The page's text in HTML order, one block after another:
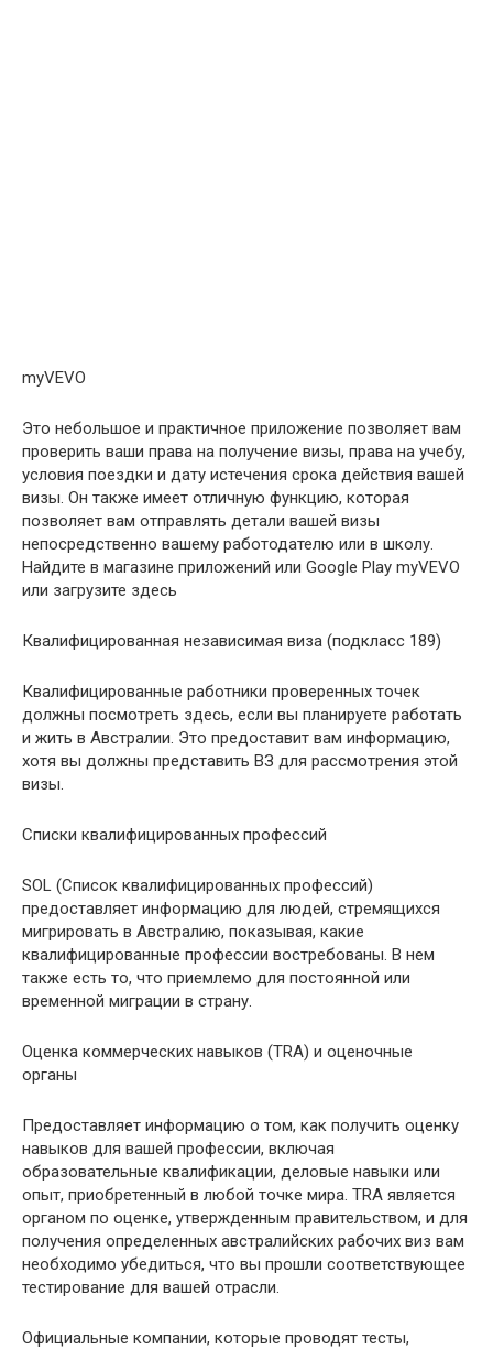
myVEVO
Это небольшое и практичное приложение позволяет вам
проверить ваши права на получение визы, права на учебу,
условия поездки и дату истечения срока действия вашей
визы. Он также имеет отличную функцию, которая
позволяет вам отправлять детали вашей визы
непосредственно вашему работодателю или в школу.
Найдите в магазине приложений или Google Play myVEVO
или загрузите здесь
Квалифицированная независимая виза (подкласс 189)
Квалифицированные работники проверенных точек
должны посмотреть здесь, если вы планируете работать
и жить в Австралии. Это предоставит вам информацию,
хотя вы должны представить ВЗ для рассмотрения этой
визы.
Списки квалифицированных профессий
SOL (Список квалифицированных профессий)
предоставляет информацию для людей, стремящихся
мигрировать в Австралию, показывая, какие
квалифицированные профессии востребованы. В нем
также есть то, что приемлемо для постоянной или
временной миграции в страну.
Оценка коммерческих навыков (TRA) и оценочные
органы
Предоставляет информацию о том, как получить оценку
навыков для вашей профессии, включая
образовательные квалификации, деловые навыки или
опыт, приобретенный в любой точке мира. TRA является
органом по оценке, утвержденным правительством, и для
получения определенных австралийских рабочих виз вам
необходимо убедиться, что вы прошли соответствующее
тестирование для вашей отрасли.
Официальные компании, которые проводят тесты,